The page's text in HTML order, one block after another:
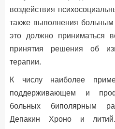
воздействия
также выполнения
это должно приниматься
принятия решения об
терапии.
К числу наиболее
поддерживающем и
больных биполярным
Депакин Хроно и